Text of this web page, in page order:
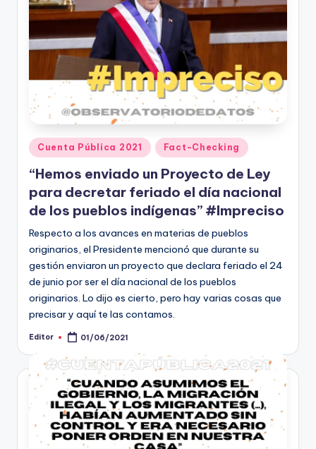
Publicado
en
Cuenta Pública 2021 Fact-Checking
“Hemos enviado un Proyecto de Ley
para decretar feriado el día nacional
de los pueblos indígenas” #Impreciso
Respecto a los avances en materias de pueblos
originarios, el Presidente mencionó que durante su
gestión enviaron un proyecto que declara feriado el 24
de junio por ser el día nacional de los pueblos
originarios. Lo dijo es cierto, pero hay varias cosas que
precisar y aquí te las contamos.
Publicado
Editor 01/06/2021